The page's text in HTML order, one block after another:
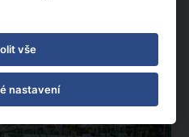
vše
nastavení